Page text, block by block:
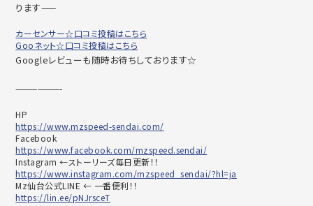
ります——
カーセンサー☆口コミ投稿はこちら
Gooネット☆口コミ投稿はこちら
Googleレビューも随時お待ちしております☆
——————-
HP
https://www.mzspeed-sendai.com/
Facebook
https://www.facebook.com/mzspeed.sendai/
Instagram ←ストーリーズ毎日更新！！
https://www.instagram.com/mzspeed_sendai/?hl=ja
Mz仙台公式LINE ← 一番便利！！
https://lin.ee/pNJrsceT